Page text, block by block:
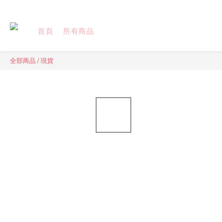
首頁 所有商品
全部商品 /現貨